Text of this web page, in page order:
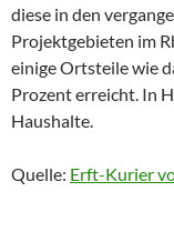
diese in den
Projektgebieten im
einige Ortsteile wie
Prozent erreicht. In
Haushalte.
Quelle: Erft-Kurier